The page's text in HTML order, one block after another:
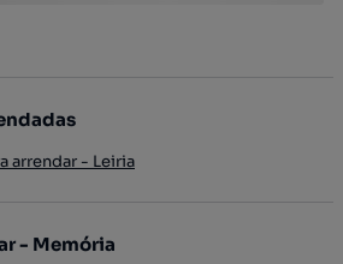
arrendar - Leiria
- Memória